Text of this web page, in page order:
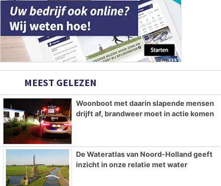
MEEST GELEZEN
Woonboot met daarin slapende mensen
drijft af, brandweer moet in actie komen
De Wateratlas van Noord-Holland geeft
inzicht in onze relatie met water